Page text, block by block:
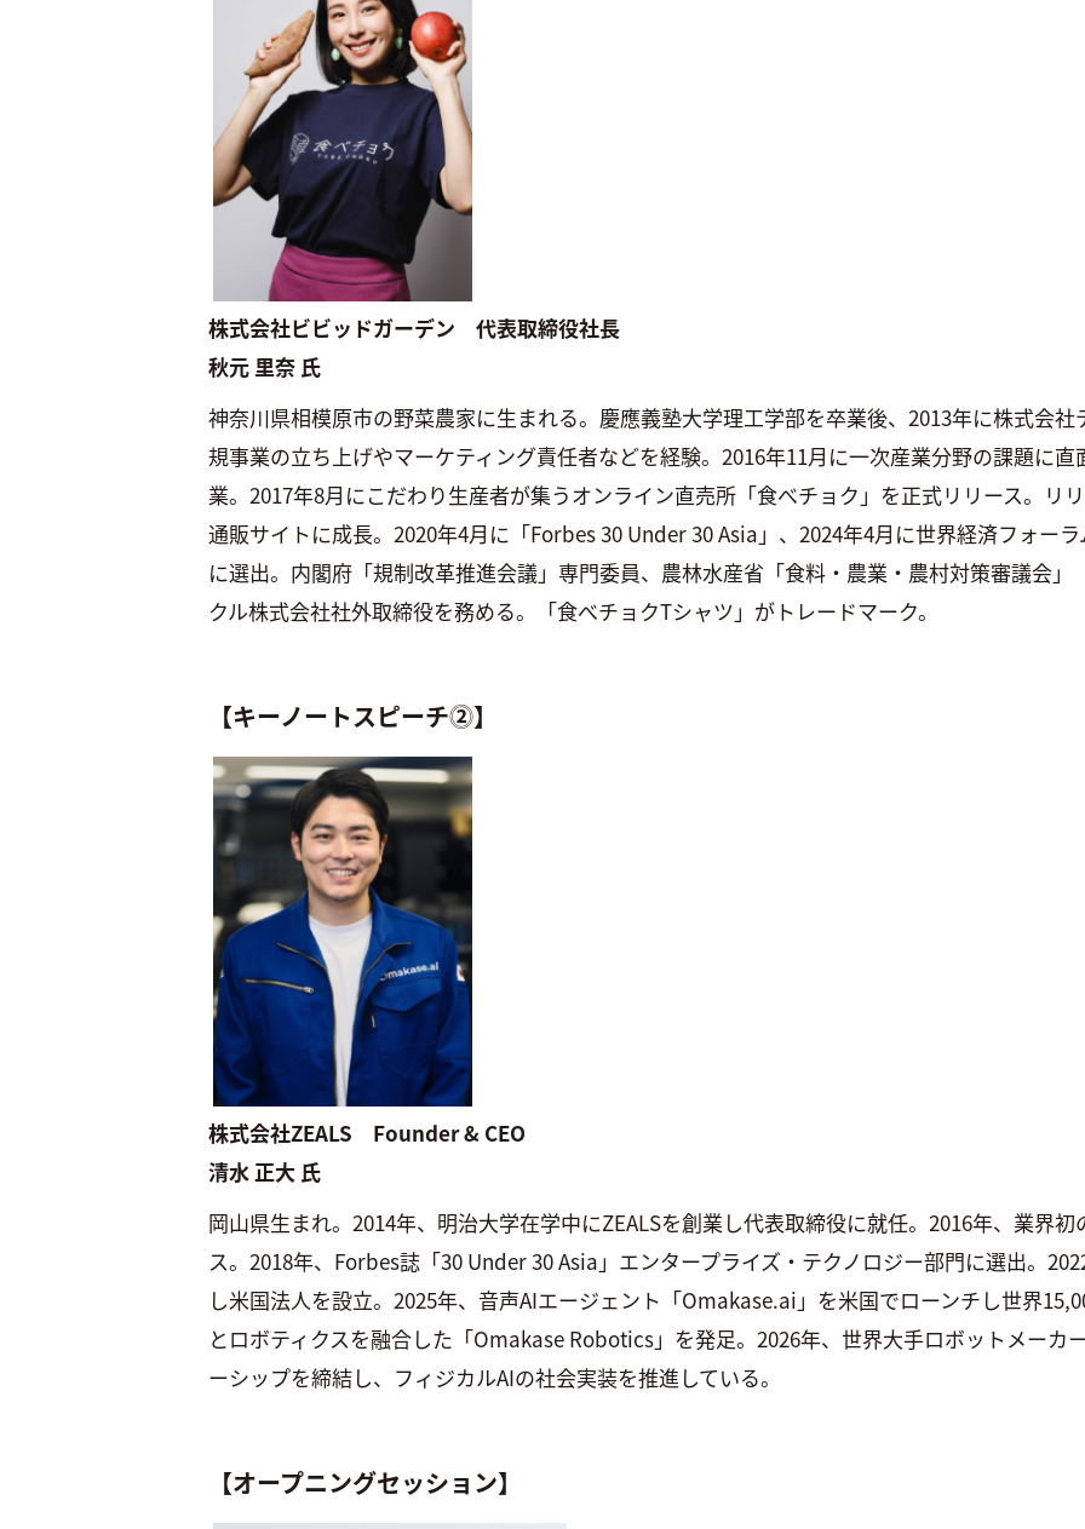
株式会社ビビッドガーデン 代表取締役社長
秋元 里奈 氏
神奈川県相模原市の野菜農家に生まれる。慶應義塾大学理工学部を卒業後、2013年に株式会
規事業の立ち上げやマーケティング責任者などを経験。2016年11月に一次産業分野の課題に
業。2017年8月にこだわり生産者が集うオンライン直売所「食べチョク」を正式リリース。リ
通販サイトに成長。2020年4月に「Forbes 30 Under 30 Asia」、2024年4月に世界経済フォー
に選出。内閣府「規制改革推進会議」専門委員、農林水産省「食料・農業・農村対策審議会
クル株式会社社外取締役を務める。「食べチョクTシャツ」がトレードマーク。
【キーノートスピーチ⓶】
株式会社ZEALS Founder & CEO
清水 正大 氏
岡山県生まれ。2014年、明治大学在学中にZEALSを創業し代表取締役に就任。2016年、業界
ス。2018年、Forbes誌「30 Under 30 Asia」エンタープライズ・テクノロジー部門に選出。
し米国法人を設立。2025年、音声AIエージェント「Omakase.ai」を米国でローンチし世界
とロボティクスを融合した「Omakase Robotics」を発足。2026年、世界大手ロボットメーカ
ーシップを締結し、フィジカルAIの社会実装を推進している。
【オープニングセッション】